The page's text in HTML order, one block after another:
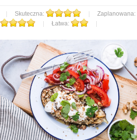
| Skuteczna: | Zaplanowana:
|
Łatwa: |